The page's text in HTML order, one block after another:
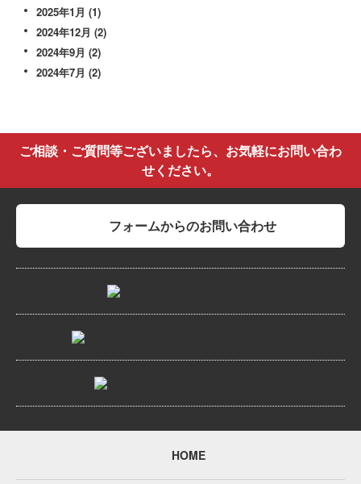
2025年1月 (1)
2024年12月 (2)
2024年9月 (2)
2024年7月 (2)
ご相談・ご質問等ございましたら、お気軽にお問い合わ
せください。
フォームからのお問い合わせ
HOME